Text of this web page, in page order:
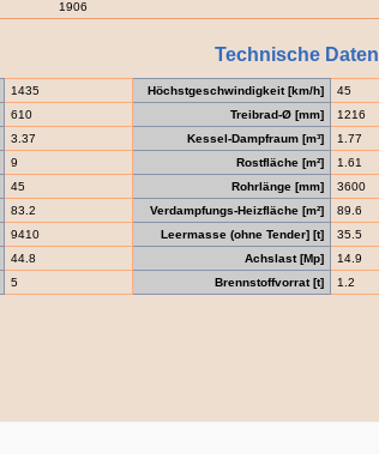
1906
Technische Daten
1435 Höchstgeschwindigkeit [km/h] 45
610 Treibrad-Ø [mm] 1216
3.37 Kessel-Dampfraum [m³] 1.77
9 Rostfläche [m²] 1.61
45 Rohrlänge [mm] 3600
83.2 Verdampfungs-Heizfläche [m²] 89.6
9410 Leermasse (ohne Tender] [t] 35.5
44.8 Achslast [Mp] 14.9
5 Brennstoffvorrat [t] 1.2